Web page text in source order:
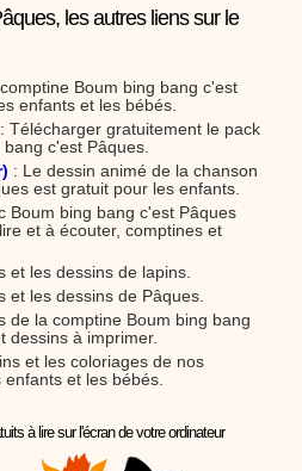
les autres liens sur le
Boum bing bang c'est
enfants et les bébés.
: Télécharger gratuitement le pack
c'est Pâques.
: Le dessin animé de la chanson
est gratuit pour les enfants.
Boum bing bang c'est Pâques
et à écouter, comptines et
et les dessins de lapins.
et les dessins de Pâques.
de la comptine Boum bing bang
dessins à imprimer.
et les coloriages de nos
et les bébés.
à lire sur l'écran de votre ordinateur